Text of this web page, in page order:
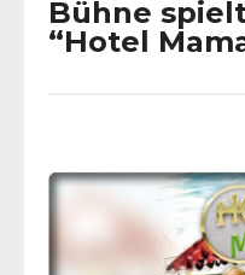
Bühne
“Hotel